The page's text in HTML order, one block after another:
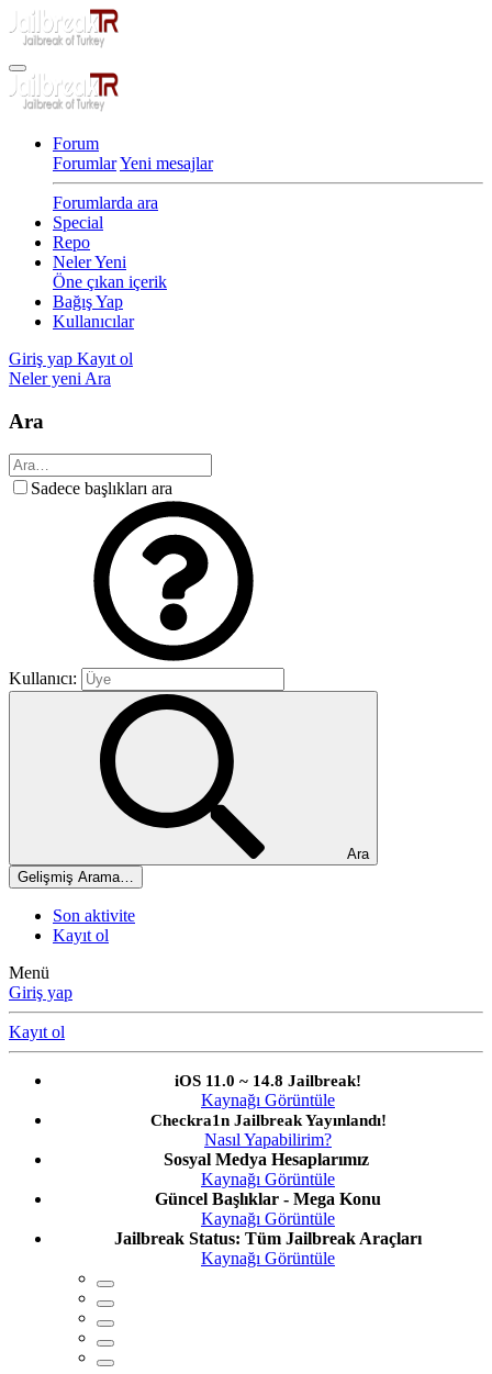
Forum
ForumlarYeni mesajlar
Forumlarda ara
Special
Repo
Neler Yeni
Öne çıkan içerik
Bağış Yap
Kullanıcılar
Giriş yap Kayıt ol
Neler yeni Ara
Ara
Sadece başlıkları ara
Kullanıcı:
Ara
Gelişmiş Arama…
Son aktivite
Kayıt ol
Menü
Giriş yap
Kayıt ol
iOS 11.0 ~ 14.8 Jailbreak!
Kaynağı Görüntüle
Checkra1n Jailbreak Yayınlandı!
Nasıl Yapabilirim?
Sosyal Medya Hesaplarımız
Kaynağı Görüntüle
Güncel Başlıklar - Mega Konu
Kaynağı Görüntüle
Jailbreak Status: Tüm Jailbreak Araçları
Kaynağı Görüntüle